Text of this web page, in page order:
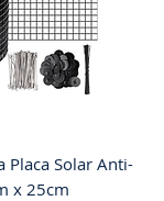
Placa Solar Anti-
x 25cm